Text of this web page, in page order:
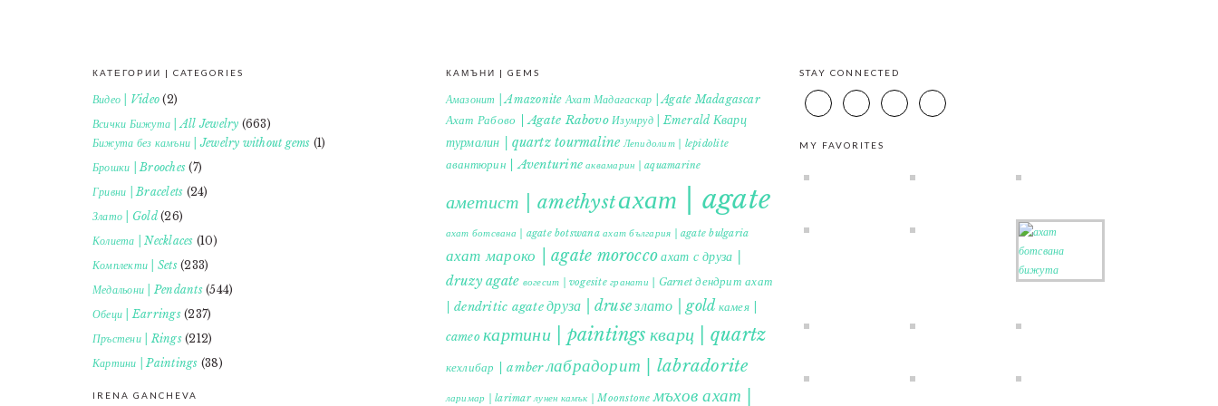
КАТЕГОРИИ | CATEGORIES
Видео | Video (2)
Всички Бижута | All Jewelry (663)
Бижута без камъни | Jewelry without gems (1)
Брошки | Brooches (7)
Гривни | Bracelets (24)
Злато | Gold(26)
Колиета | Necklaces (10)
Комплекти | Sets(233)
Медальони | Pendants(544)
Обеци | Earrings(237)
Пръстени | Rings(212)
Картини | Paintings (38)
IRENA GANCHEVA
КАМЪНИ | GEMS
Амазонит | Amazonite Ахат Мадагаскар | Agate Madagascar
Ахат Рабово | Agate Rabovo Изумруд | Emerald Кварц
турмалин | quartz tourmaline Лепидолит | lepidolite
авантюрин | Aventurine аквамарин | aquamarine
аметист | amethystахат | agate
ахат ботсвана | agate botswana ахат българия | agate bulgaria
ахат мароко | agate moroccoахат с друза |
druzy agate вогесит | vogesite гранати | Garnet дендрит ахат
| dendritic agateдруза | druseзлато | gold камея |
cameo картини | paintings кварц | quartz
кехлибар | amberлабрадорит | labradorite
ларимар | larimar лунен камък | Moonstone мъхов ахат |
STAY CONNECTED
MY FAVORITES